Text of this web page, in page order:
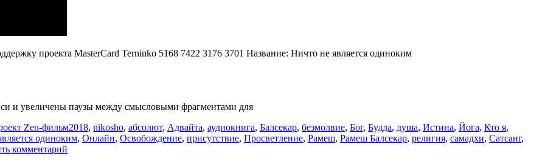
проекта MasterCard Terninko 5168 7422 3176 3701 Название: Ничто не является одиноким
и увеличены паузы между смысловыми фрагментами для
Zen-фильмМетки
2018, nikosho, абсолют, Адвайта, аудиокнига, Балсекар, безмолвие, Бог, Будда, душа, Истина, Йога, Кто я,
одиноким, Онлайн, Освобождение, присутствие, Просветление, Рамеш, Рамеш Балсекар, религия, самадхи, Сатсанг,
комментарий